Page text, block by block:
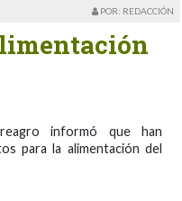
POR: REDACCIÓN
informó que han
para la alimentación del